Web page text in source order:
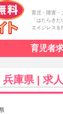
育児・障害・
「はたらき
エイジレスを
育児者
庫県 | 求